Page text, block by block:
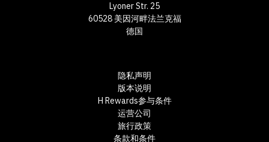
Lyoner Str. 25
60528 美因河畔法兰克福
德国
隐私声明
版本说明
H Rewards参与条件
运营公司
旅行政策
条款和条件